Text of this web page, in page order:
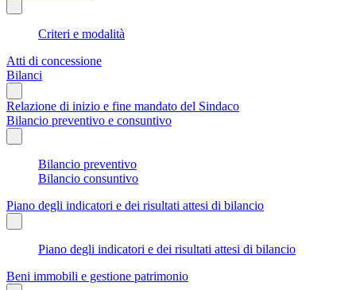
Criteri e modalità
Atti di concessione
Bilanci
Relazione di inizio e fine mandato del Sindaco
Bilancio preventivo e consuntivo
Bilancio preventivo
Bilancio consuntivo
Piano degli indicatori e dei risultati attesi di bilancio
Piano degli indicatori e dei risultati attesi di bilancio
Beni immobili e gestione patrimonio